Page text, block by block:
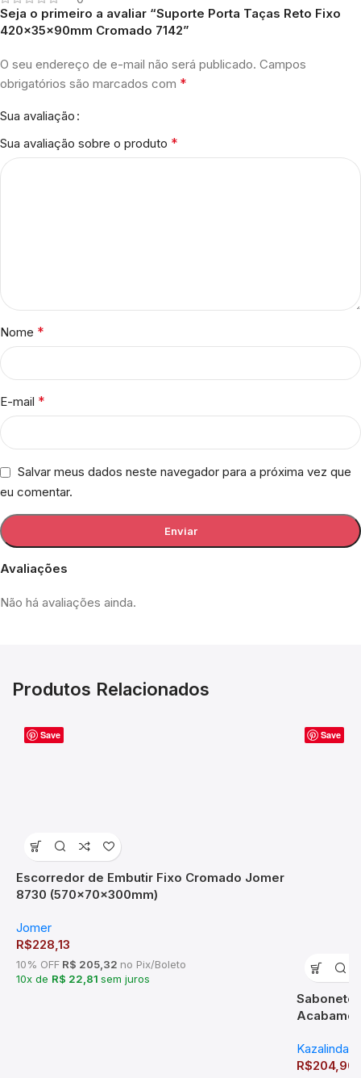
Avaliações
Não há avaliações ainda.
Seja o primeiro a avaliar “Suporte Porta Taças Reto Fixo
420x35x90mm Cromado 7142”
O seu endereço de e-mail não será publicado. Campos
obrigatórios são marcados com *
Sua avaliação
Sua avaliação sobre o produto *
Nome *
E-mail *
Salvar meus dados neste navegador para a próxima vez que
eu comentar.
Produtos Relacionados
Save
Escorredor de Embutir Fixo Cromado Jomer
8730 (570x70x300mm)
Jomer
R$228,13
10% OFF R$ 205,32 no Pix/Boleto
10x de R$ 22,81 sem juros
Save
Kazalinda
R$204,90